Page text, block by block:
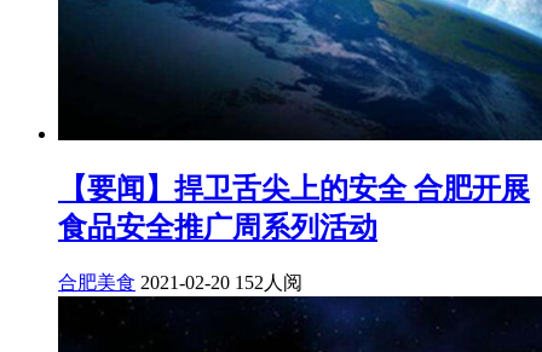
【要闻】捍卫舌尖上的安全 合肥开展
食品安全推广周系列活动
合肥美食 2021-02-20 152人阅